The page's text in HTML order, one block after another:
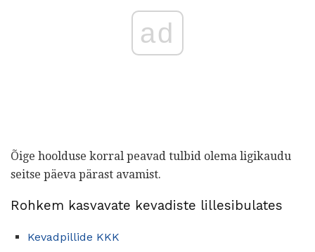
ad
Õige hoolduse korral peavad tulbid olema ligikaudu
seitse päeva pärast avamist.
Rohkem kasvavate kevadiste lillesibulates
Kevadpillide KKK